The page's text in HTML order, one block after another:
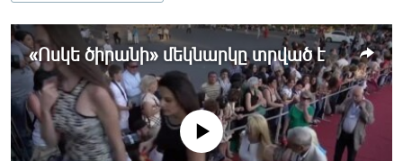
ՂԱՐԱԲԱՂ
ՊԱՏԵՐԱԶՄԻ 6 ՇԱԲԱԹՆԵՐԸ
ՏԱՐԱԾԱՇՐՋԱՆ
ՄԻՋԱԶԳԱՅԻՆ
«Ոսկե ծիրանի» մեկնարկը տրված է
No media source currently available